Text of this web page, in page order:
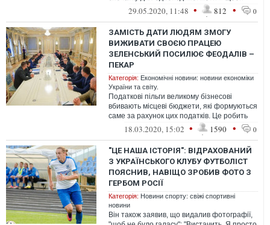
скасувати закон №466. Саме так...
29.05.2020, 11:48 • 812 • 0
ЗАМІСТЬ ДАТИ ЛЮДЯМ ЗМОГУ
ВИЖИВАТИ СВОЄЮ ПРАЦЕЮ
ЗЕЛЕНСЬКИЙ ПОСИЛЮЄ ФЕОДАЛІВ –
ПЕКАР
Категорія: Економічні новини: новини економіки
України та світу.
Податкові пільги великому бізнесові
вбивають місцеві бюджети, які формуються
саме за рахунок цих податків. Це робить
міста ще залежнішими від феодалів...
18.03.2020, 15:02 • 1590 • 0
"ЦЕ НАША ІСТОРІЯ": ВІДРАХОВАНИЙ
З УКРАЇНСЬКОГО КЛУБУ ФУТБОЛІСТ
ПОЯСНИВ, НАВІЩО ЗРОБИВ ФОТО З
ГЕРБОМ РОСІЇ
Категорія: Новини спорту: свіжі спортивні
новини
Він також заявив, що видалив фотографії,